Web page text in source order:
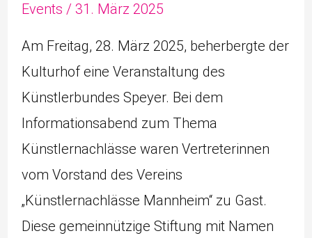
Events / 31. März 2025
Am Freitag, 28. März 2025, beherbergte der
Kulturhof eine Veranstaltung des
Künstlerbundes Speyer. Bei dem
Informationsabend zum Thema
Künstlernachlässe waren Vertreterinnen
vom Vorstand des Vereins
„Künstlernachlässe Mannheim“ zu Gast.
Diese gemeinnützige Stiftung mit Namen